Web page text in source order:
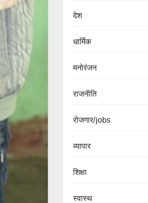
देश
धार्मिक
मनोरंजन
राजनीति
रोजगार/jobs
व्यापार
शिक्षा
स्वास्थ